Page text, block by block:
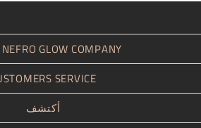
GLOW COMPANY
SERVICE
أكتشف